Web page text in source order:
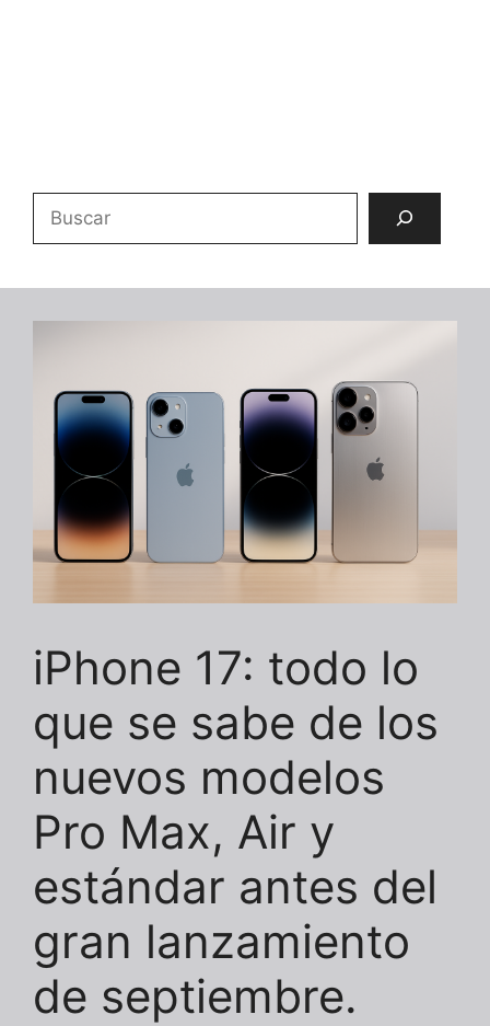
iPhone 17: todo lo
que se sabe de los
nuevos modelos
Pro Max, Air y
estándar antes del
gran lanzamiento
de septiembre.